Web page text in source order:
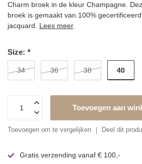
Charm broek in de kleur Champagne.
broek is gemaakt van 100%
jacquard. Lees meer.
Size: *
34 36 38 40
Toevoegen aan
Toevoegen om te vergelijken Deel dit
Gratis verzending vanaf € 100,-